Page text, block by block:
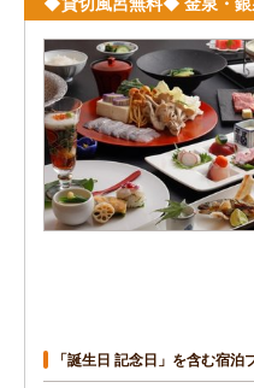
「誕生日 記念日」を含む宿泊